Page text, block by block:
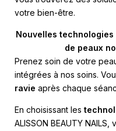
votre bien-être.
Nouvelles
de peaux
Prenez soin de votre
intégrées à nos soins.
ravie après chaque
En choisissant les
ALISSON BEAUTY